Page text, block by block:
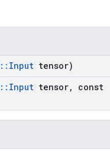
:: Input tensor)
:: Input tensor,
const